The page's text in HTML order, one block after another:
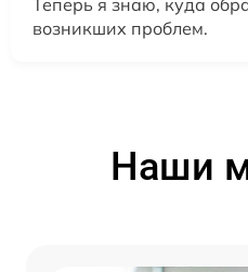
Теперь я знаю, куда
возникших проблем.
Наши